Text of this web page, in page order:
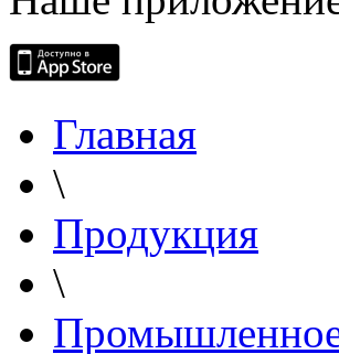
Главная
\
Продукция
\